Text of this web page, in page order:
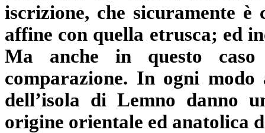
iscrizione, che sicuramente
affine con quella etrusca; ed
Ma anche in questo
comparazione. In ogni
dell’isola di Lemno danno
origine orientale ed anatolica